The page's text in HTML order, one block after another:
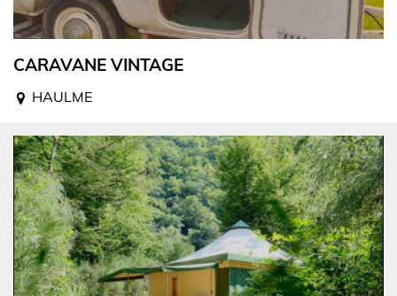
CARAVANE VINTAGE
HAULME